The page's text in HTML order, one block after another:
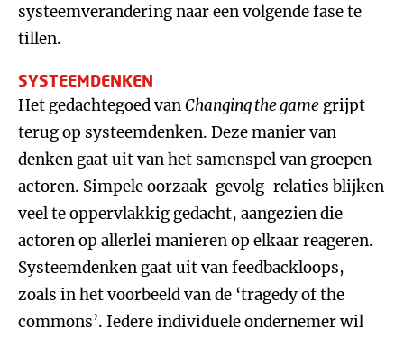
systeemverandering naar een volgende fase te
tillen.
SYSTEEMDENKEN
Het gedachtegoed vanChanging the game grijpt
terug op systeemdenken. Deze manier van
denken gaat uit van het samenspel van groepen
actoren. Simpele oorzaak-gevolg-relaties blijken
veel te oppervlakkig gedacht, aangezien die
actoren op allerlei manieren op elkaar reageren.
Systeemdenken gaat uit van feedbackloops,
zoals in het voorbeeld van de ‘tragedy of the
commons’. Iedere individuele ondernemer wil